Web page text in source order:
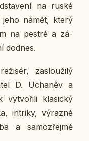
na ruské
námět, který
na pestré a zá­
dodnes.
za­slou­ži­lý
D. Ucha­něv a
vy­tvo­ři­li kla­sic­ký
in­tri­ky, vý­raz­né
a sa­mo­zřej­mě